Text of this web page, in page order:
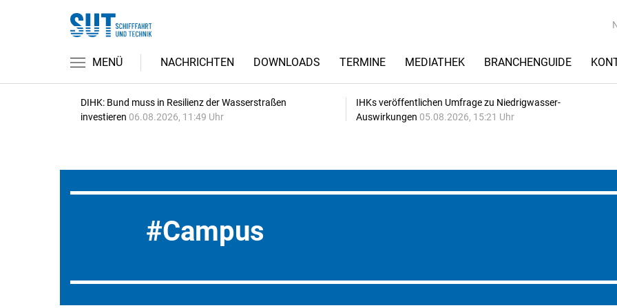
MENÜ NACHRICHTEN DOWNLOADS TERMINE MEDIATHEK BRANCHENGUIDE
DIHK: Bund muss in Resilienz der Wasserstraßen
investieren 06.08.2026, 11:49 Uhr
IHKs veröffentlichen Umfrage zu Niedrigwasser-
Auswirkungen 05.08.2026, 15:21 Uhr
Campus